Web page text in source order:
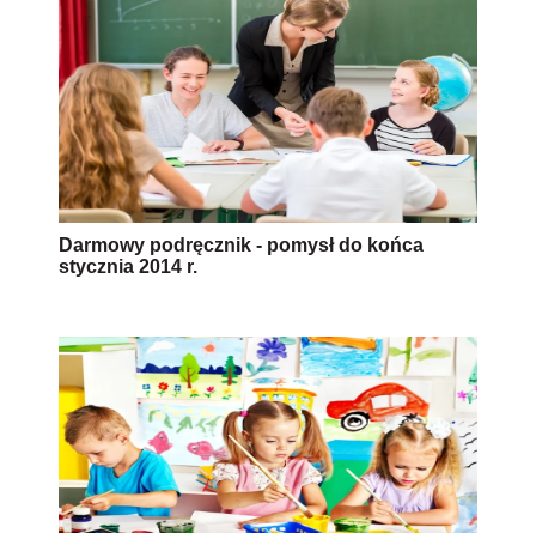
Darmowy podręcznik - pomysł do końca
stycznia 2014 r.